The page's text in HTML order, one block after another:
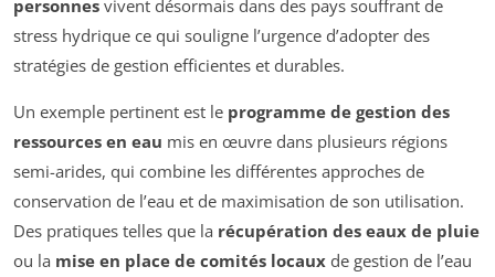
personnes vivent désormais dans des pays souffrant de
stress hydrique ce qui souligne l’urgence d’adopter des
stratégies de gestion efficientes et durables.
Un exemple pertinent est le programme de gestion des
ressources en eau mis en œuvre dans plusieurs régions
semi-arides, qui combine les différentes approches de
conservation de l’eau et de maximisation de son utilisation.
Des pratiques telles que la récupération des eaux de pluie
ou la mise en place de comités locaux de gestion de l’eau